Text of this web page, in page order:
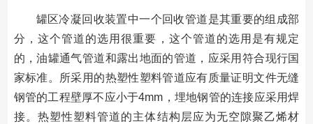
罐区冷凝回收装置中一个回收管道是其重要的组成部
分，这个管道的选用很重要，这个管道的选用是有规定
的，油罐通气管道和露出地面的管道，应采用符合现行国
家标准。所采用的热塑性塑料管道应有质量证明文件无缝
钢管的工程壁厚不应小于4mm，埋地钢管的连接应采用焊
接。热塑性塑料管道的主体结构层应为无空隙聚乙烯材